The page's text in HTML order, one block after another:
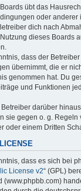
übt das
oder anderer
dich nach
dieses Boards
dass der
übernimmt, die er
genommen hat. Du
und Funktionen
darüber
sie gegen o. g.
oder einem Dritten
dass es sich bei
License v2“ (GPL)
(www.phpbb.com)